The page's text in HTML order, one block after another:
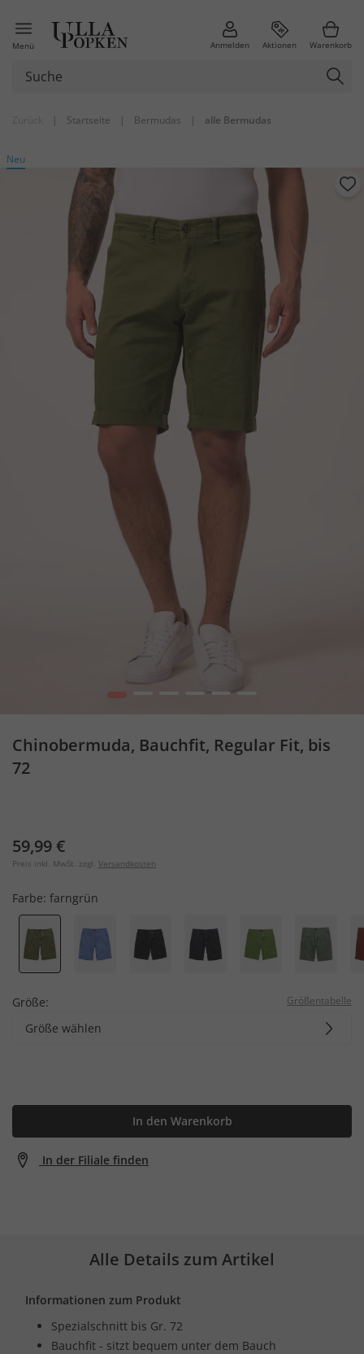
Menü Anmelden Aktionen Warenkorb
| Startseite | Bermudas | alle Bermudas
Neu
Chinobermuda, Bauchfit, Regular Fit, bis
72
59,99 €
Preis inkl. MwSt. zzgl. Versandkosten
Farbe: farngrün
Größe: Größentabelle
Größe wählen
In den Warenkorb
In der Filiale finden
Alle Details zum Artikel
Informationen zum Produkt
Spezialschnitt bis Gr. 72
Bauchfit - sitzt bequem unter dem Bauch